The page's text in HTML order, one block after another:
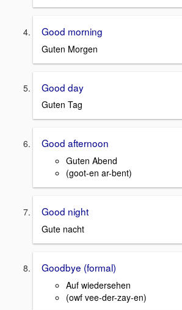
Good morning
Guten Morgen
Good day
Guten Tag
Good afternoon
Guten Abend
(goot-en ar-bent)
Good night
Gute nacht
Goodbye (formal)
Auf wiedersehen
(owf vee-der-zay-en)